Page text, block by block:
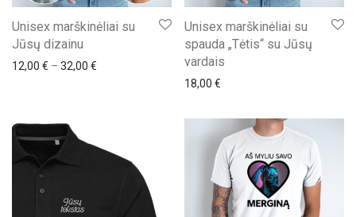
Unisex marškinėliai su
Jūsų dizainu
12,00 € – 32,00 € Price range: 12,00 € through 32,00 €
Unisex marškinėliai su
spauda „Tėtis“ su Jūsų
vardais
18,00 €